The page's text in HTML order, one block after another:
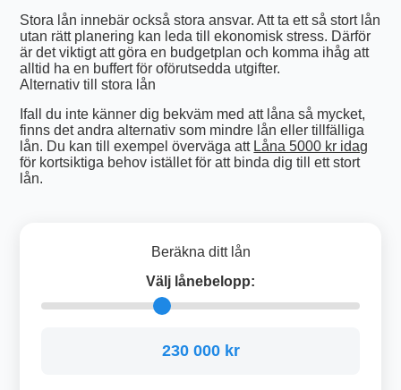
Stora lån innebär också stora ansvar. Att ta ett så stort lån
utan rätt planering kan leda till ekonomisk stress. Därför
är det viktigt att göra en budgetplan och komma ihåg att
alltid ha en buffert för oförutsedda utgifter.
Alternativ till stora lån
Ifall du inte känner dig bekväm med att låna så mycket,
finns det andra alternativ som mindre lån eller tillfälliga
lån. Du kan till exempel överväga att Låna 5000 kr idag
för kortsiktiga behov istället för att binda dig till ett stort
lån.
Beräkna ditt lån
Välj lånebelopp:
230 000 kr